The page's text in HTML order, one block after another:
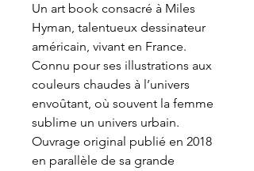
Un art book consacré à Miles
Hyman, talentueux dessinateur
américain, vivant en France.
Connu pour ses illustrations aux
couleurs chaudes à l’univers
envoûtant, où souvent la femme
sublime un univers urbain.
Ouvrage original publié en 2018
en parallèle de sa grande